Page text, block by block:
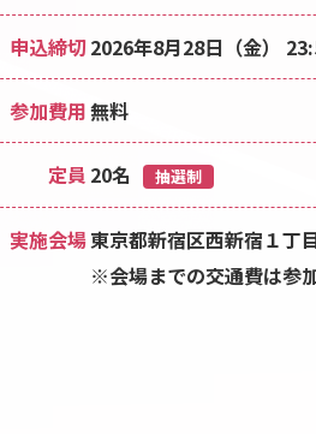
申込締切2026年8月28日（金）
参加費用無料
定員 20名 抽選制
実施会場東京都新宿区西新宿１丁
※会場までの交通費は参